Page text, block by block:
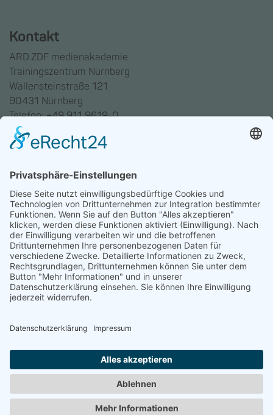
Kontakt
ARD.ZDF medienakademie
Trainingszentrum Nürnberg
Wallensteinstraße 121
90431 Nürnberg
Telefon: +49 911 9619-0
Trainingszentrum Hannover
30169 Hannover
Telefon: +49 511 123598-531
AGB
Datenschutz
ARD/ZDF-Medienakademie gemeinnützige GmbH,